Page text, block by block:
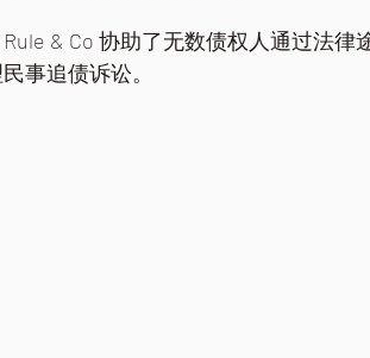
Rule & Co 协助了无数债权人通过法律
事追债诉讼。